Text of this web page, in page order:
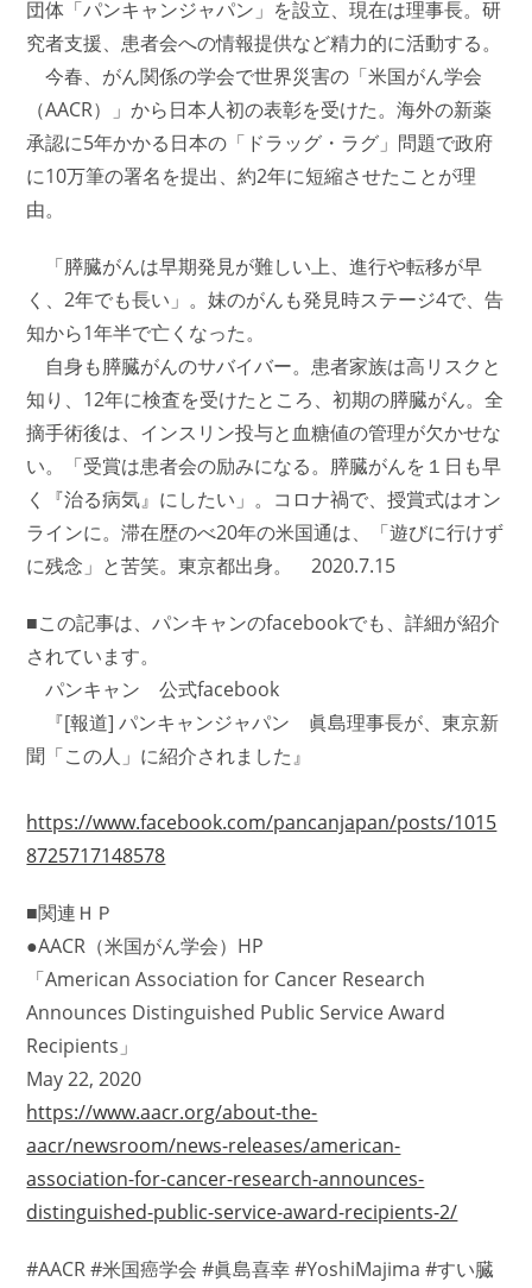
団体「パンキャンジャパン」を設立、現在は理事長。研
究者支援、患者会への情報提供など精力的に活動する。
今春、がん関係の学会で世界災害の「米国がん学会
（AACR）」から日本人初の表彰を受けた。海外の新薬
承認に5年かかる日本の「ドラッグ・ラグ」問題で政府
に10万筆の署名を提出、約2年に短縮させたことが理
由。
「膵臓がんは早期発見が難しい上、進行や転移が早
く、2年でも長い」。妹のがんも発見時ステージ4で、告
知から1年半で亡くなった。
自身も膵臓がんのサバイバー。患者家族は高リスクと
知り、12年に検査を受けたところ、初期の膵臓がん。全
摘手術後は、インスリン投与と血糖値の管理が欠かせな
い。「受賞は患者会の励みになる。膵臓がんを１日も早
く『治る病気』にしたい」。コロナ禍で、授賞式はオン
ラインに。滞在歴のべ20年の米国通は、「遊びに行けず
に残念」と苦笑。東京都出身。 2020.7.15
■この記事は、パンキャンのfacebookでも、詳細が紹介
されています。
パンキャン 公式facebook
『[報道] パンキャンジャパン 眞島理事長が、東京新
聞「この人」に紹介されました』
https://www.facebook.com/pancanjapan/posts/1015
8725717148578
■関連ＨＰ
●AACR（米国がん学会）HP
「American Association for Cancer Research
Announces Distinguished Public Service Award
Recipients」
May 22, 2020
https://www.aacr.org/about-the-
aacr/newsroom/news-releases/american-
association-for-cancer-research-announces-
distinguished-public-service-award-recipients-2/
#AACR #米国癌学会 #眞島喜幸 #YoshiMajima #すい臓